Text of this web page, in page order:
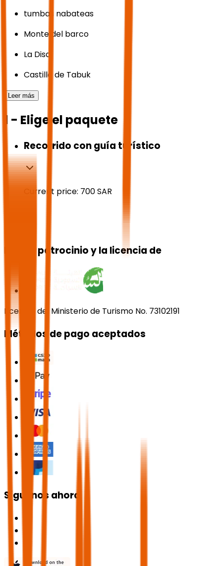
tumbas nabateas
Monte del barco
La Disa
Castillo de Tabuk
Leer más
1 - Elige el paquete
Recorrido con guía turístico
Current price: 700SAR
Bajo el patrocinio y la licencia de
Licencia del Ministerio de Turismo No. 73102191
Métodos de pago aceptados
Síguenos ahora